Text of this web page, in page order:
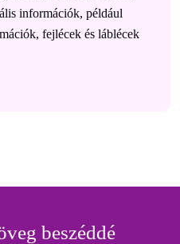
információk, például
fejlécek és láblécek
beszéddé